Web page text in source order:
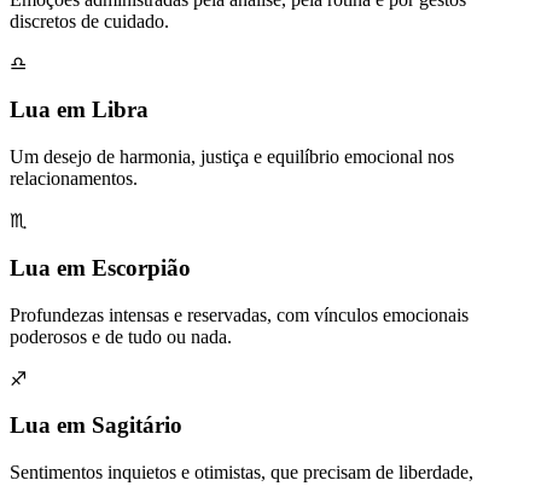
discretos de cuidado.
♎
Lua em Libra
Um desejo de harmonia, justiça e equilíbrio emocional nos
relacionamentos.
♏
Lua em Escorpião
Profundezas intensas e reservadas, com vínculos emocionais
poderosos e de tudo ou nada.
♐
Lua em Sagitário
Sentimentos inquietos e otimistas, que precisam de liberdade,